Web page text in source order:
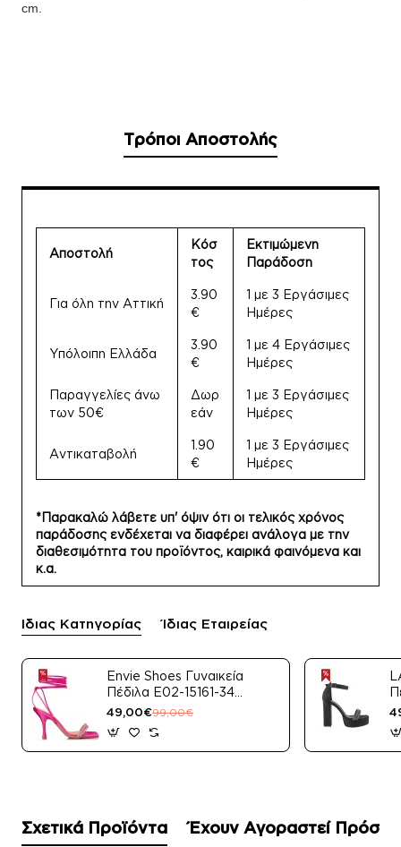
cm.
Τρόποι Αποστολής
Αποστολή
Κόσ
τος
Εκτιμώμενη
Παράδοση
Για όλη την Αττική
3.90
€
1 με 3 Εργάσιμες
Ημέρες
Υπόλοιπη Ελλάδα
3.90
€
1 με 4 Εργάσιμες
Ημέρες
Παραγγελίες άνω
των 50€
Δωρ
εάν
1 με 3 Εργάσιμες
Ημέρες
Αντικαταβολή
1.90
€
1 με 3 Εργάσιμες
Ημέρες
*Παρακαλώ λάβετε υπ' όψιν ότι οι τελικός χρόνος
παράδοσης ενδέχεται να διαφέρει ανάλογα με την
διαθεσιμότητα του προϊόντος, καιρικά φαινόμενα και
κ.α.
Ίδιας Κατηγορίας Ίδιας Εταιρείας
Envie Shoes Γυναικεία
Πέδιλα E02-15161-34
Μαύρο Satin
49,00€99,00€
Σχετικά Προϊόντα Έχουν Αγοραστεί